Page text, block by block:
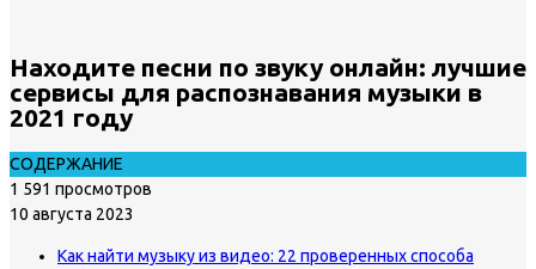
Находите песни по звуку онлайн: лучшие
сервисы для распознавания музыки в
2021 году
СОДЕРЖАНИЕ
1 591 просмотров
10 августа 2023
Как найти музыку из видео: 22 проверенных способа